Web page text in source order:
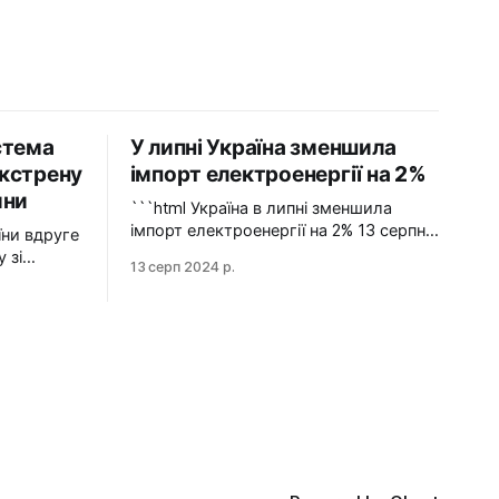
зі
раз
У липні Україна зменшила
імпорт електроенергії на 2%
```html Україна в липні зменшила
імпорт електроенергії на 2% 13 серпня
електроенергії в Україні зменшився на
13 серп 2024 р.